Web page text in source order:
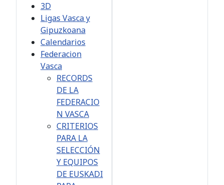
3D
Ligas Vasca y
Gipuzkoana
Calendarios
Federacion
Vasca
RECORDS
DE LA
FEDERACIO
N VASCA
CRITERIOS
PARA LA
SELECCIÓN
Y EQUIPOS
DE EUSKADI